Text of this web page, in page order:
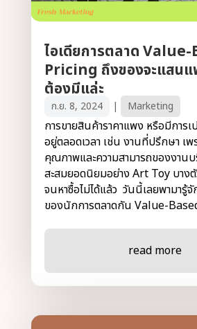
ไอเดียการตลาด
Pricing ถึงของจะแสน
ต้องมีแล่ะ
ก.ย. 8, 2024 | Marketing
การขายสินค้าราคาแพง หรือมีการ
อยู่ตลอดเวลา เช่น งานที่ปรึกษา เ
คุณภาพและความสามารถของงาน
สะสมยอดนิยมอย่าง Art Toy บาง
จนหาซื้อไม่ได้แล้ว วันนี้เลยพามารู้จั
ของนักการตลาดกัน Value-
read more